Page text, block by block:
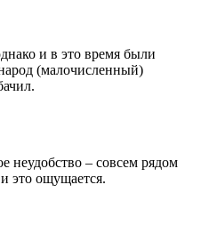
и в это время были
(малочисленный)
неудобство – совсем рядом
это ощущается.